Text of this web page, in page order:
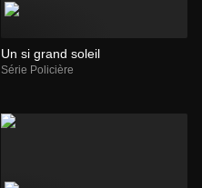
Un si grand soleil
Série Policière